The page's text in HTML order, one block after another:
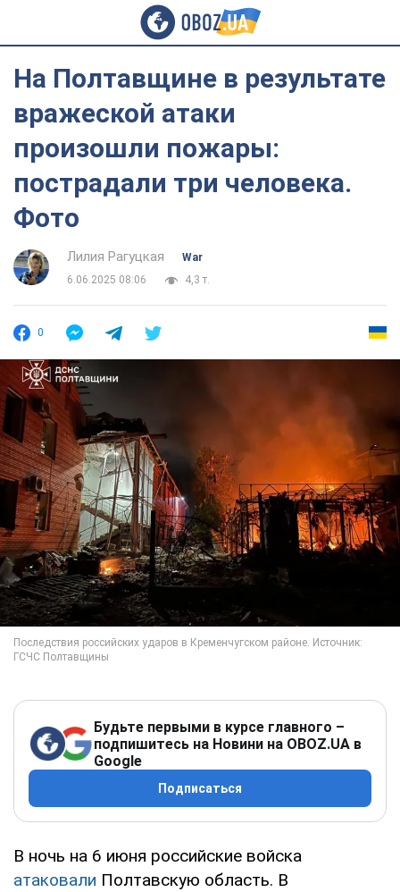
На Полтавщине в результате
вражеской атаки
произошли пожары:
пострадали три человека.
Фото
Лилия Рагуцкая
War
6.06.2025 08:06
4,3 т.
0
Будьте первыми в курсе главного –
подпишитесь на Новини на OBOZ.UA в
Google
Подписаться
В ночь на 6 июня российские войска
атаковали Полтавскую область. В